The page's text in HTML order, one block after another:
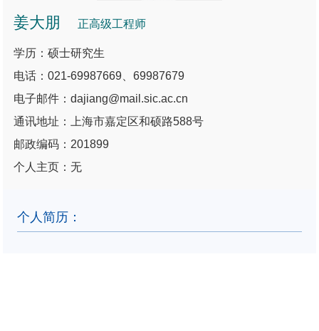
姜大朋 正高级工程师
学历：硕士研究生
电话：021-69987669、69987679
电子邮件：dajiang@mail.sic.ac.cn
通讯地址：上海市嘉定区和硕路588号
邮政编码：201899
个人主页：无
个人简历：